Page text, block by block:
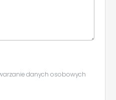
danych osobowych